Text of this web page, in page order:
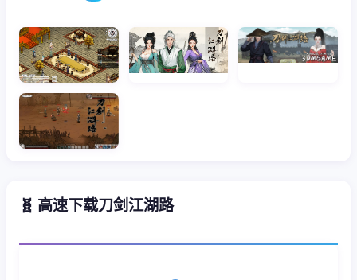
🧬 高速下载刀剑江湖路